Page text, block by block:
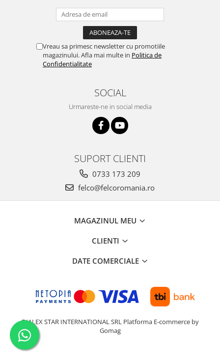
Vreau sa primesc newsletter cu promotiile
magazinului. Afla mai multe in Politica de
Confidentialitate
SOCIAL
Urmareste-ne in social media
SUPORT CLIENTI
0733 173 209
felco@felcoromania.ro
MAGAZINUL MEU
CLIENTI
DATE COMERCIALE
DIALEX STAR INTERNATIONAL SRL Platforma E-commerce by
Gomag